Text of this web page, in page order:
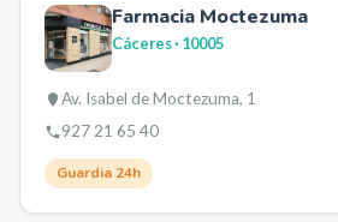
Farmacia Moctezuma
Cáceres· 10005
Av. Isabel de Moctezuma, 1
927 21 65 40
Guardia 24h